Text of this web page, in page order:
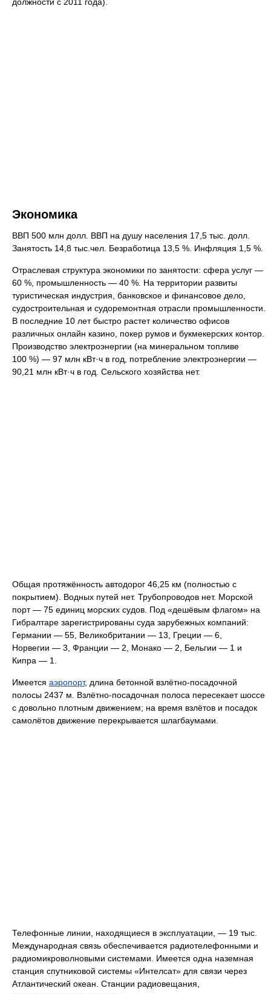
Экономика
ВВП 500 млн долл. ВВП на душу населения 17,5 тыс. долл.
Занятость 14,8 тыс.чел. Безработица 13,5 %. Инфляция 1,5 %.
Отраслевая структура экономики по занятости: сфера услуг —
60 %, промышленность — 40 %. На территории развиты
туристическая индустрия, банковское и финансовое дело,
судостроительная и судоремонтная отрасли промышленности.
В последние 10 лет быстро растет количество офисов
различных онлайн казино, покер румов и букмекерских контор.
Производство электроэнергии (на минеральном топливе
100 %) — 97 млн кВт·ч в год, потребление электроэнергии —
90,21 млн кВт·ч в год. Сельского хозяйства нет.
Общая протяжённость автодорог 46,25 км (полностью с
покрытием). Водных путей нет. Трубопроводов нет. Морской
порт — 75 единиц морских судов. Под «дешёвым флагом» на
Гибралтаре зарегистрированы суда зарубежных компаний:
Германии — 55, Великобритании — 13, Греции — 6,
Норвегии — 3, Франции — 2, Монако — 2, Бельгии — 1 и
Кипра — 1.
Имеется аэропорт, длина бетонной взлётно-посадочной
полосы 2437 м. Взлётно-посадочная полоса пересекает шоссе
с довольно плотным движением; на время взлётов и посадок
самолётов движение перекрывается шлагбаумами.
Телефонные линии, находящиеся в эксплуатации, — 19 тыс.
Международная связь обеспечивается радиотелефонными и
радиомикроволновыми системами. Имеется одна наземная
станция спутниковой системы «Интелсат» для связи через
Атлантический океан. Станции радиовещания,